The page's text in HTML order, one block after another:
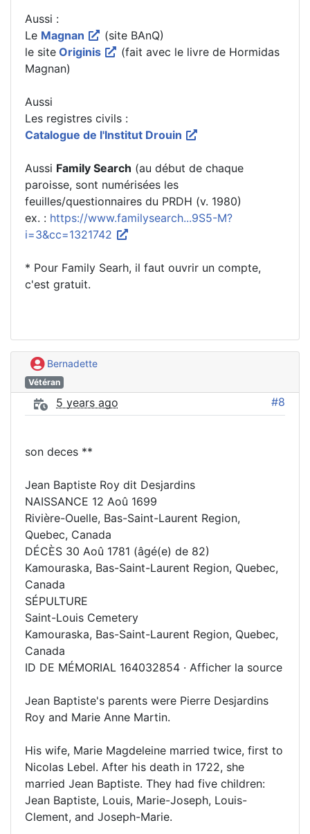
Aussi :
Le Magnan
(site BAnQ)
le site Originis
(fait avec le livre de Hormidas
Magnan)
Aussi
Les registres civils :
Catalogue de l'Institut Drouin
Aussi Family Search (au début de chaque
paroisse, sont numérisées les
feuilles/questionnaires du PRDH (v. 1980)
ex. : https://www.familysearch...9S5-M?
i=3&cc=1321742
* Pour Family Searh, il faut ouvrir un compte,
c'est gratuit.
Bernadette
Vétéran
5 years ago #8
son deces **
Jean Baptiste Roy dit Desjardins
NAISSANCE 12 Aoû 1699
Rivière-Ouelle, Bas-Saint-Laurent Region,
Quebec, Canada
DÉCÈS 30 Aoû 1781 (âgé(e) de 82)
Kamouraska, Bas-Saint-Laurent Region, Quebec,
Canada
SÉPULTURE
Saint-Louis Cemetery
Kamouraska, Bas-Saint-Laurent Region, Quebec,
Canada
ID DE MÉMORIAL 164032854 · Afficher la source
Jean Baptiste's parents were Pierre Desjardins
Roy and Marie Anne Martin.
His wife, Marie Magdeleine married twice, first to
Nicolas Lebel. After his death in 1722, she
married Jean Baptiste. They had five children:
Jean Baptiste, Louis, Marie-Joseph, Louis-
Clement, and Joseph-Marie.